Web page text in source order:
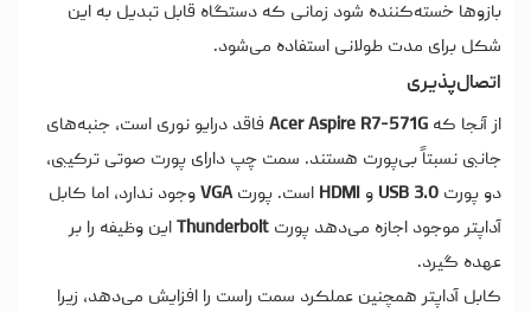
بازوها خسته‌کننده شود زمانی که دستگاه قابل تبدیل به این
شکل برای مدت طولانی استفاده می‌شود.
اتصال‌پذیری
از آنجا که Acer Aspire R7-571G فاقد درایو نوری است، جنبه‌های
جانبی نسبتاً بی‌پورت هستند. سمت چپ دارای پورت صوتی ترکیبی،
دو پورت USB 3.0 و HDMI است. پورتVGA وجود ندارد، اما کابل
آداپتر موجود اجازه می‌دهد پورت Thunderbolt این وظیفه را بر
عهده گیرد.
کابل آداپتر همچنین عملکرد سمت راست را افزایش می‌دهد، زیرا